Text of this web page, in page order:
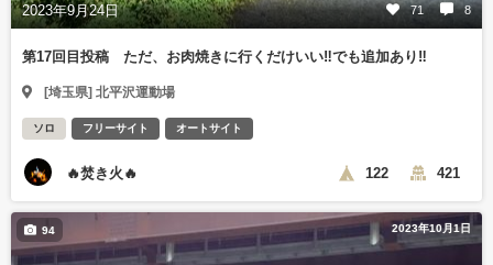
2023年9月24日 71 8
第17回目投稿 ただ、お肉焼きに行くだけいい‼️でも追加あり‼️
[埼玉県] 北平沢運動場
ソロ フリーサイト オートサイト
🔥焚き火🔥 122 421
2023年10月1日
94